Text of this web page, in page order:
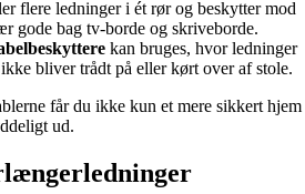
flere ledninger i ét rør og beskytter mod
gode bag tv-borde og skriveborde.
kan bruges, hvor ledninger
bliver trådt på eller kørt over af stole.
får du ikke kun et mere sikkert hjem
ud.